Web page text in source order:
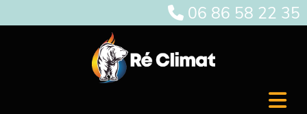
 06 86 58 22 35